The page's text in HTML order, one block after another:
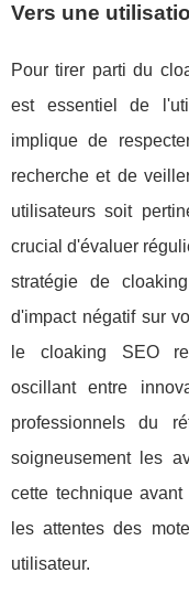
Vers une
Pour tirer parti du
est essentiel de
implique de
recherche et de
utilisateurs soit
crucial d'évaluer
stratégie de
d'impact négatif sur
le cloaking SEO
oscillant entre
professionnels du
soigneusement les
cette technique
les attentes des
utilisateur.